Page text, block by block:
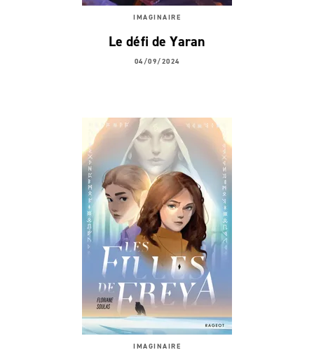
IMAGINAIRE
Le défi de Yaran
04/09/2024
IMAGINAIRE